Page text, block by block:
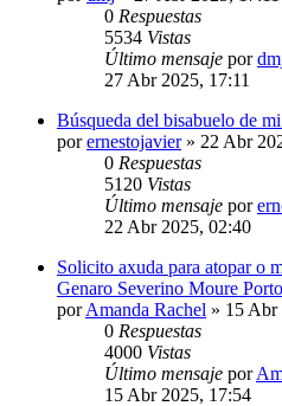
0 Respuestas
5534 Vistas
Último mensaje por
27 Abr 2025, 17:11
Búsqueda del bisabuelo de mi
porernestojavier» 22 Abr
0 Respuestas
5120 Vistas
Último mensaje por
22 Abr 2025, 02:40
Solicito axuda para atopar o
Genaro Severino Moure
porAmanda Rachel » 15 Abr
0 Respuestas
4000 Vistas
Último mensaje por
15 Abr 2025, 17:54